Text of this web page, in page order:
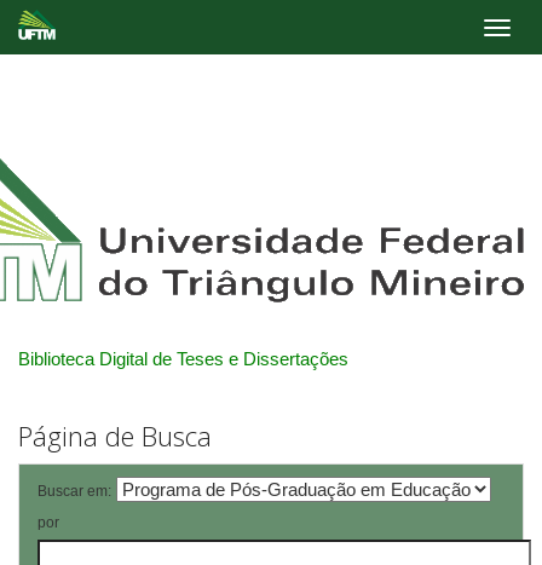
Biblioteca Digital de Teses e Dissertações
Página de Busca
Buscar em:
por